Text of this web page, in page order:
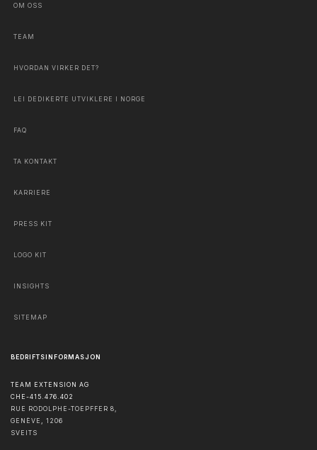
OM OSS
TEAM
HVORDAN VIRKER DET?
LEI DEDIKERTE UTVIKLERE I NORGE
FAQ
TA KONTAKT
KARRIERE
PRESS KIT
LOGO KIT
INSIGHTS
SITEMAP
BEDRIFTSINFORMASJON
TEAM EXTENSION AG
CHE-415.476.402
RUE RODOLPHE-TOEPFFER 8,
GENÈVE , 1206
SVEITS